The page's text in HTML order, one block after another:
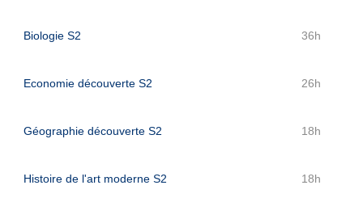
Biologie S2 36h
Economie découverte S2 26h
Géographie découverte S2 18h
Histoire de l'art moderne S2 18h